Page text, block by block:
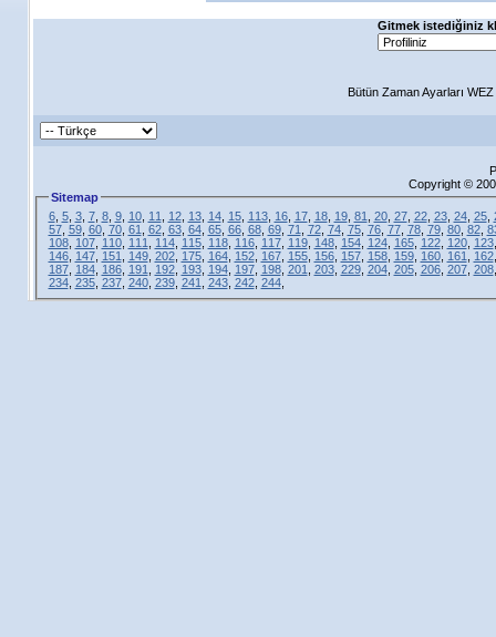
Gitmek istediğiniz
Bütün Zaman Ayarları
Copyright ©
Sitemap
6, 5, 3, 7, 8, 9, 10, 11 12, 13, 14, 15, 113, 16, 17, 18, 19, 81 20, 27, 22, 23, 24, 25,
57, 59, 60, 70, 61 62, 63, 64, 65, 66, 68, 69, 71 72, 74, 75, 76, 77, 78, 79, 80, 82,
108, 107, 110, 111 114, 115, 118, 116, 117, 119, 148, 154, 124, 165, 122, 120, 123
146, 147, 151 149, 202, 175, 164, 152, 167, 155, 156, 157, 158, 159, 160, 161 162
187, 184, 186, 191 192, 193, 194, 197, 198, 201 203, 229, 204, 205, 206, 207, 208
234, 235, 237, 240, 239, 241 243, 242, 244,